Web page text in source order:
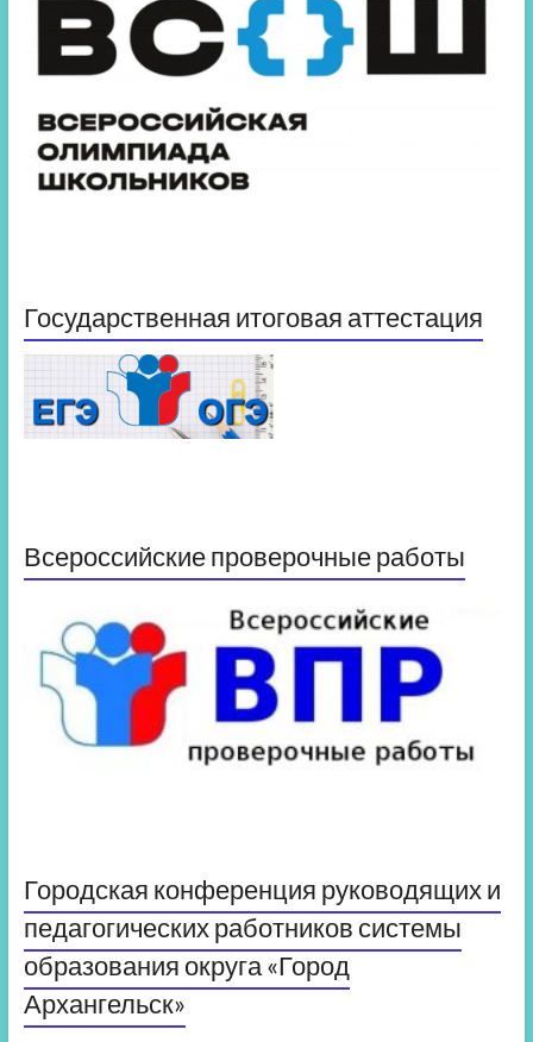
Государственная итоговая аттестация
Всероссийские проверочные работы
Городская конференция руководящих и
педагогических работников системы
образования округа «Город
Архангельск»